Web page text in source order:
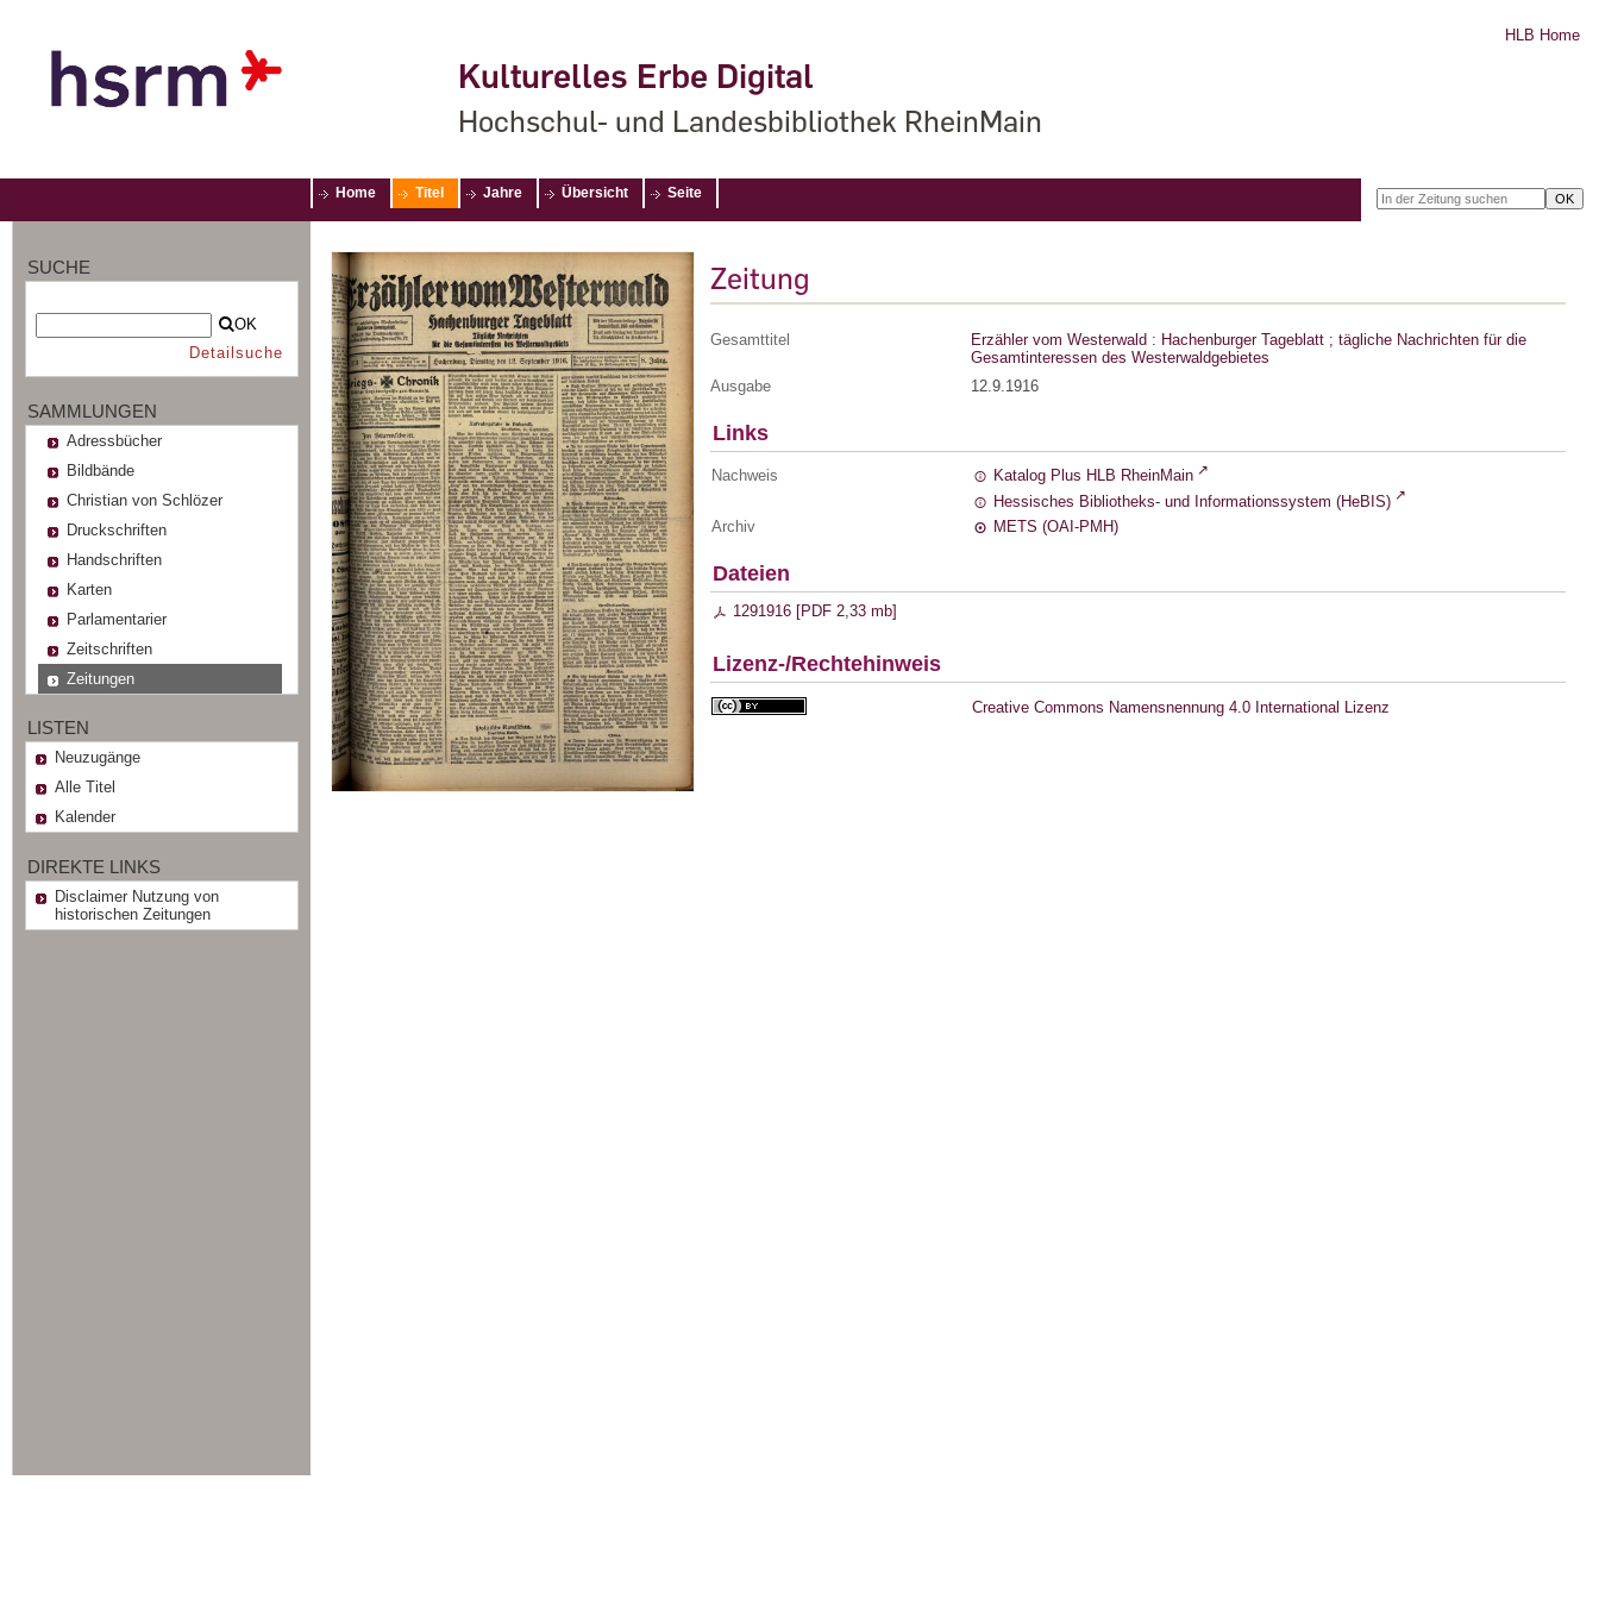
Kulturelles Erbe Digital
Hochschul- und Landesbibliothek RheinMain
HLB Home
Home Titel Jahre Übersicht Seite
SUCHE
OK
Detailsuche
SAMMLUNGEN
Adressbücher
Bildbände
Christian von Schlözer
Druckschriften
Handschriften
Karten
Parlamentarier
Zeitschriften
Zeitungen
LISTEN
Neuzugänge
Alle Titel
Kalender
DIREKTE LINKS
Disclaimer Nutzung von
historischen Zeitungen
Zeitung
Gesamttitel
Erzähler vom Westerwald : Hachenburger Tageblatt ; tägliche Nachrichten für die
Gesamtinteressen des Westerwaldgebietes
Ausgabe
12.9.1916
Links
Nachweis
Katalog Plus HLB RheinMain
Hessisches Bibliotheks- und Informationssystem (HeBIS)
Archiv
METS (OAI-PMH)
Dateien
1291916 [PDF 2,33 mb]
Lizenz-/Rechtehinweis
Creative Commons Namensnennung 4.0 International Lizenz